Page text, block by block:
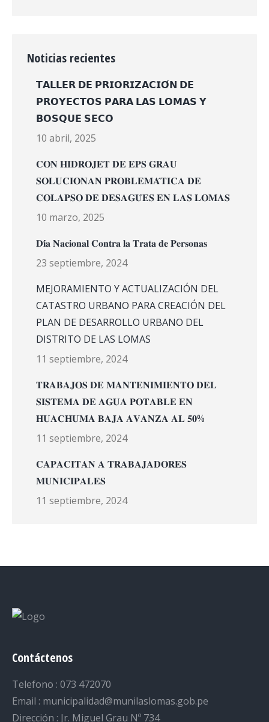
Noticias recientes
𝗧𝗔𝗟𝗟𝗘𝗥 𝗗𝗘 𝗣𝗥𝗜𝗢𝗥𝗜𝗭𝗔𝗖𝗜𝗢́𝗡 𝗗𝗘
𝗣𝗥𝗢𝗬𝗘𝗖𝗧𝗢𝗦 𝗣𝗔𝗥𝗔 𝗟𝗔𝗦 𝗟𝗢𝗠𝗔𝗦 𝗬
𝗕𝗢𝗦𝗤𝗨𝗘 𝗦𝗘𝗖𝗢
10 abril, 2025
𝐂𝐎𝐍 𝐇𝐈𝐃𝐑𝐎𝐉𝐄𝐓 𝐃𝐄 𝐄𝐏𝐒 𝐆𝐑𝐀𝐔
𝐒𝐎𝐋𝐔𝐂𝐈𝐎𝐍𝐀𝐍 𝐏𝐑𝐎𝐁𝐋𝐄𝐌𝐀́𝐓𝐈𝐂𝐀 𝐃𝐄
𝐂𝐎𝐋𝐀𝐏𝐒𝐎 𝐃𝐄 𝐃𝐄𝐒𝐀𝐆𝐔̈𝐄𝐒 𝐄𝐍 𝐋𝐀𝐒 𝐋𝐎𝐌𝐀𝐒
10 marzo, 2025
𝐃𝐢́𝐚 𝐍𝐚𝐜𝐢𝐨𝐧𝐚𝐥 𝐂𝐨𝐧𝐭𝐫𝐚 𝐥𝐚 𝐓𝐫𝐚𝐭𝐚 𝐝𝐞 𝐏𝐞𝐫𝐬𝐨𝐧𝐚𝐬
23 septiembre, 2024
MEJORAMIENTO Y ACTUALIZACIÓN DEL
CATASTRO URBANO PARA CREACIÓN DEL
PLAN DE DESARROLLO URBANO DEL
DISTRITO DE LAS LOMAS
11 septiembre, 2024
𝐓𝐑𝐀𝐁𝐀𝐉𝐎𝐒 𝐃𝐄 𝐌𝐀𝐍𝐓𝐄𝐍𝐈𝐌𝐈𝐄𝐍𝐓𝐎 𝐃𝐄𝐋
𝐒𝐈𝐒𝐓𝐄𝐌𝐀 𝐃𝐄 𝐀𝐆𝐔𝐀 𝐏𝐎𝐓𝐀𝐁𝐋𝐄 𝐄𝐍
𝐇𝐔𝐀𝐂𝐇𝐔𝐌𝐀 𝐁𝐀𝐉𝐀 𝐀𝐕𝐀𝐍𝐙𝐀 𝐀𝐋 𝟓𝟎%
11 septiembre, 2024
𝐂𝐀𝐏𝐀𝐂𝐈𝐓𝐀𝐍 𝐀 𝐓𝐑𝐀𝐁𝐀𝐉𝐀𝐃𝐎𝐑𝐄𝐒
𝐌𝐔𝐍𝐈𝐂𝐈𝐏𝐀𝐋𝐄𝐒
11 septiembre, 2024
Contáctenos
Telefono : 073 472070
Email : municipalidad@munilaslomas.gob.pe
Dirección : Jr. Miguel Grau Nº 734